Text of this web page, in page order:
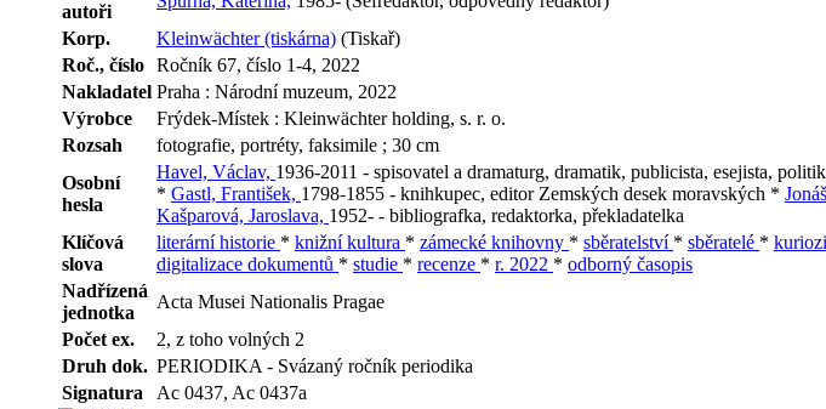
autoři
Korp.
Kleinwächter (tiskárna) (Tiskař)
Roč., číslo Ročník 67, číslo 1-4, 2022
Nakladatel Praha : Národní muzeum, 2022
Výrobce
Frýdek-Místek : Kleinwächter holding, s. r. o.
Rozsah
fotografie, portréty, faksimile ; 30 cm
Osobní
hesla
Havel, Václav, 1936-2011 - spisovatel a dramaturg, dramatik, publicista, esejista,
* Gastl, František, 1798-1855 - knihkupec, editor Zemských desek moravských *
Kašparová, Jaroslava, 1952- - bibliografka, redaktorka, překladatelka
Klíčová
slova
literární historie * knižní kultura * zámecké knihovny * sběratelství * sběratelé *
digitalizace dokumentů * studie * recenze * r. 2022 * odborný časopis
Nadřízená
jednotka
Acta Musei Nationalis Pragae
Počet ex.
2, z toho volných 2
Druh dok. PERIODIKA - Svázaný ročník periodika
Signatura
Ac 0437, Ac 0437a